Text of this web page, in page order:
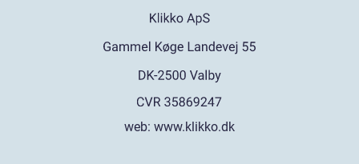
web: www.klikko.dk